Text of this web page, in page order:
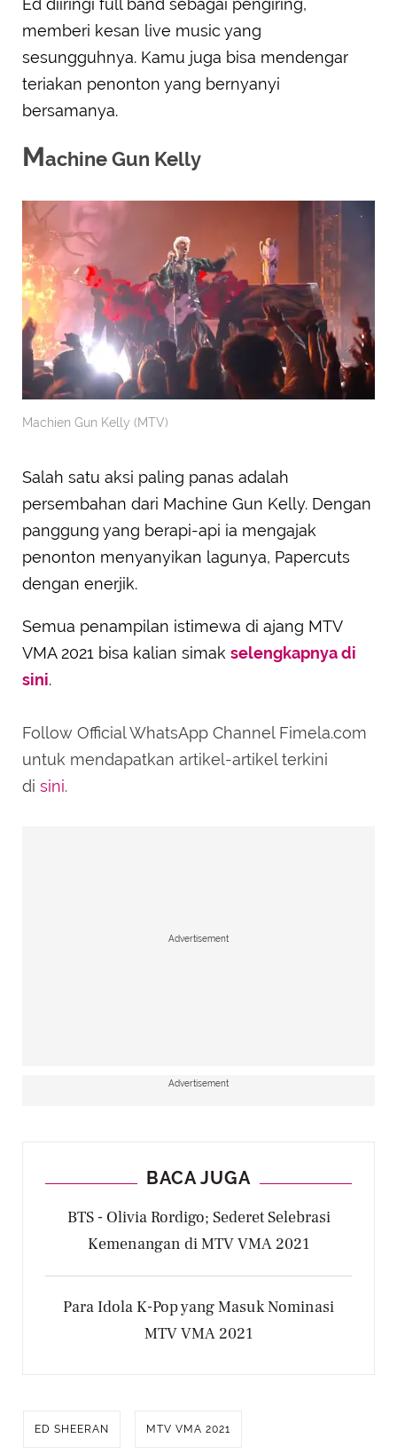
Ed diiringi full band sebagai pengiring,
memberi kesan live music yang
sesungguhnya. Kamu juga bisa mendengar
teriakan penonton yang bernyanyi
bersamanya.
Machine Gun Kelly
Machien Gun Kelly (MTV)
Salah satu aksi paling panas adalah
persembahan dari Machine Gun Kelly. Dengan
panggung yang berapi-api ia mengajak
penonton menyanyikan lagunya, Papercuts
dengan enerjik.
Semua penampilan istimewa di ajang MTV
VMA 2021 bisa kalian simak selengkapnya di
sini.
Follow Official WhatsApp Channel Fimela.com
untuk mendapatkan artikel-artikel terkini
di sini.
Advertisement
Advertisement
BACA JUGA
BTS - Olivia Rordigo; Sederet Selebrasi
Kemenangan di MTV VMA 2021
Para Idola K-Pop yang Masuk Nominasi
MTV VMA 2021
ED SHEERAN MTV VMA 2021